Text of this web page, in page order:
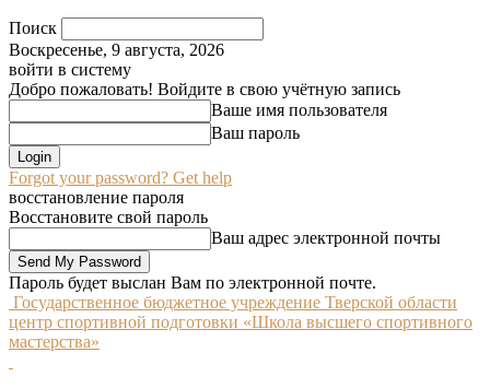
Поиск
Воскресенье, 9 августа, 2026
войти в систему
Добро пожаловать! Войдите в свою учётную запись
Ваше имя пользователя
Ваш пароль
Forgot your password? Get help
восстановление пароля
Восстановите свой пароль
Ваш адрес электронной почты
Пароль будет выслан Вам по электронной почте.
Государственное бюджетное учреждение Тверской области
центр спортивной подготовки «Школа высшего спортивного
мастерства»